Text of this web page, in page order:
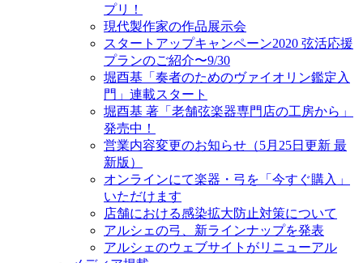
プリ！
現代製作家の作品展示会
スタートアップキャンペーン2020 弦活応援
プランのご紹介〜9/30
堀酉基「奏者のためのヴァイオリン鑑定入
門」連載スタート
堀酉基 著「老舗弦楽器専門店の工房から」
発売中！
営業内容変更のお知らせ（5月25日更新 最
新版）
オンラインにて楽器・弓を「今すぐ購入」
いただけます
店舗における感染拡大防止対策について
アルシェの弓、新ラインナップを発表
アルシェのウェブサイトがリニューアル